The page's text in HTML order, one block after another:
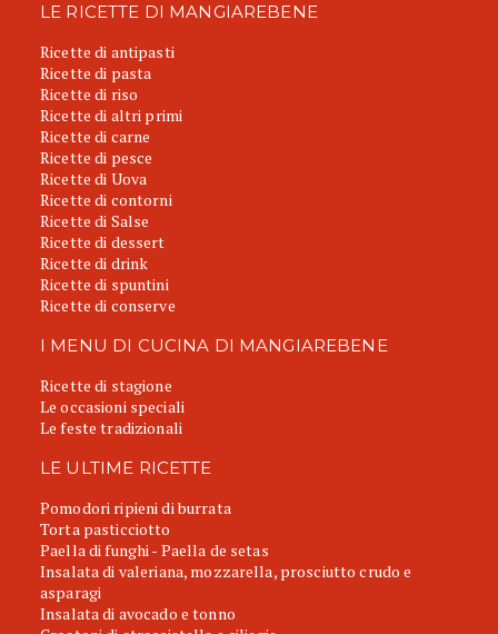
LE RICETTE DI MANGIAREBENE
Ricette di antipasti
Ricette di pasta
Ricette di riso
Ricette di altri primi
Ricette di carne
Ricette di pesce
Ricette di Uova
Ricette di contorni
Ricette di Salse
Ricette di dessert
Ricette di drink
Ricette di spuntini
Ricette di conserve
I MENU DI CUCINA DI MANGIAREBENE
Ricette di stagione
Le occasioni speciali
Le feste tradizionali
LE ULTIME RICETTE
Pomodori ripieni di burrata
Torta pasticciotto
Paella di funghi - Paella de setas
Insalata di valeriana, mozzarella, prosciutto crudo e
asparagi
Insalata di avocado e tonno